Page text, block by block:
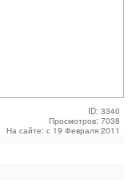
ID: 3340
Просмотров: 7038
На сайте: с 19 Февраля 2011